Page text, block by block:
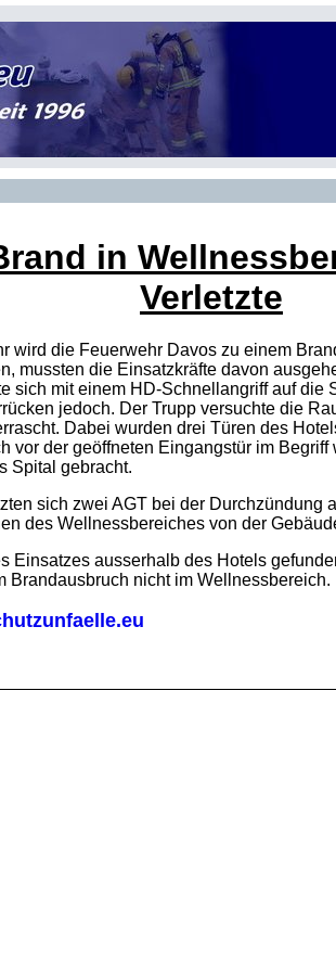
in
Verletzte
wird die Feuerwehr Davos zu einem
mussten die Einsatzkräfte davon
sich mit einem HD-Schnellangriff auf
jedoch. Der Trupp versuchte die
Dabei wurden drei Türen des
vor der geöffneten Eingangstür im
Spital gebracht.
sich zwei AGT bei der Durchzündung
des Wellnessbereiches von der
Einsatzes ausserhalb des Hotels
Brandausbruch nicht im Wellnessbereich.